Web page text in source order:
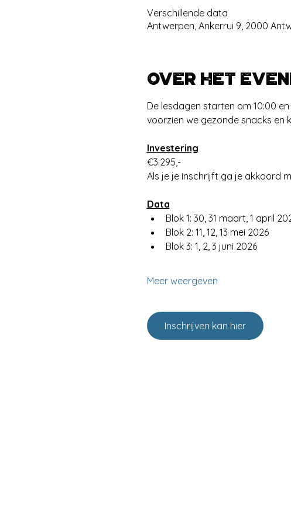
Verschillende data
Antwerpen, Ankerrui 9, 2000
Over het
De lesdagen starten om 10:00
voorzien we gezonde snacks en
Investering
€3.295,-
Als je je inschrijft ga je akkoord
Data
Blok 1: 30, 31 maart, 1 april
Blok 2: 11, 12, 13 mei 2026
Blok 3: 1, 2, 3 juni 2026
Meer weergeven
Inschrijven kan hier